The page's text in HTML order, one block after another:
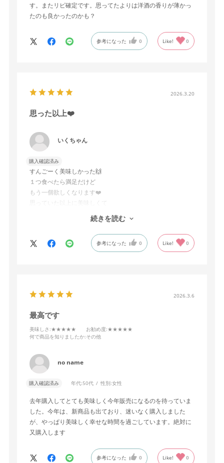
す。またリピ確定です。思ってたよりは洋酒の香りが薄かっ
たのも良かったのかも？
参考になった 0 Like! 0
2026.3.20
思った以上❤️
いくちゃん
購入確認済み
すんごーく美味しかった🙌
１つ食べたら満足だけど
もう一個欲しくなります❤️
思っていた以上に美味しくて
友達にも食べてもらったら
続きを読む
参考になった 0 Like! 0
2026.3.6
最高です
美味しさ :★★★★★ お勧め度:★★★★★
何で商品を知りましたか:その他
no name
購入確認済み 年代:50代 性別:女性
去年購入してとても美味しく今年販売になるのを待っていま
した。今年は、新商品も出ており、迷いなく購入しました
が、やっぱり美味しく幸せな時間を過ごしています。絶対に
又購入します
参考になった 0 Like! 0